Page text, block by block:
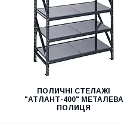
ПОЛИЧНІ СТЕЛАЖІ
"АТЛАНТ-400" МЕТАЛЕВА
ПОЛИЦЯ